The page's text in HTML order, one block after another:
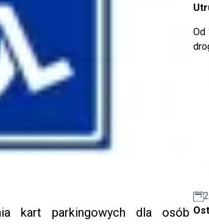
kart parkingowych dla osób
Od